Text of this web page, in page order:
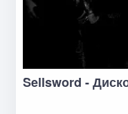
Sellsword -